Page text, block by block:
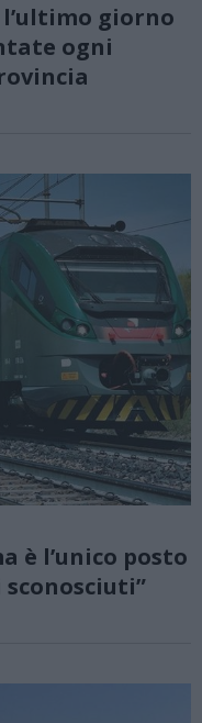
l’ultimo giorno
ogni
è l’unico posto